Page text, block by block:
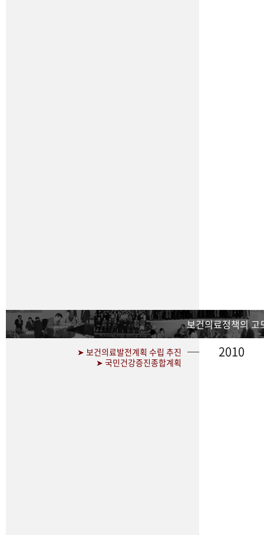
보건의료정책의 고
➤ 보건의료발전계획 수립 추진
➤ 국민건강증진종합계획
2010